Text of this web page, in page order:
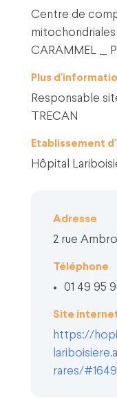
Centre de
CARAMMEL _
Plus
Responsable
TRECAN
Etablissement
Hôpital
Adresse
2 rue
Téléphone
01 49 95
Site
https://
rares/